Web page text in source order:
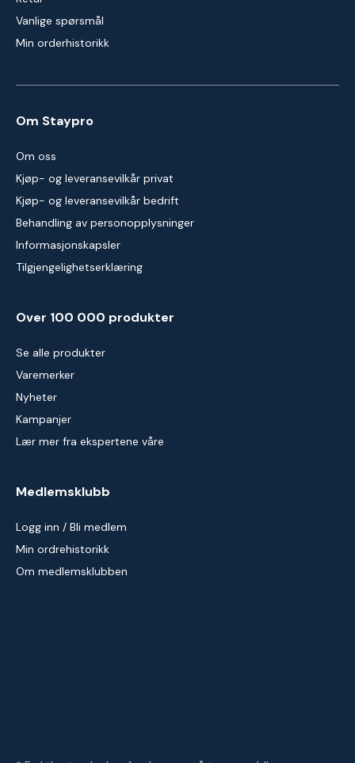
Vanlige spørsmål
Min orderhistorikk
Om Staypro
Om oss
Kjøp- og leveransevilkår privat
Kjøp- og leveransevilkår bedrift
Behandling av personopplysninger
Informasjonskapsler
Tilgjengelighetserklæring
Over 100 000 produkter
Se alle produkter
Varemerker
Nyheter
Kampanjer
Lær mer fra ekspertene våre
Medlemsklubb
Logg inn / Bli medlem
Min ordrehistorikk
Om medlemsklubben